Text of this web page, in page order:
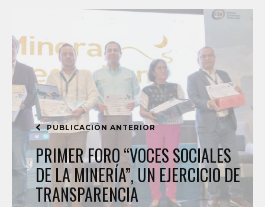
PUBLICACIÓN ANTERIOR
PRIMER FORO “VOCES SOCIALES
DE LA MINERÍA”, UN EJERCICIO DE
TRANSPARENCIA